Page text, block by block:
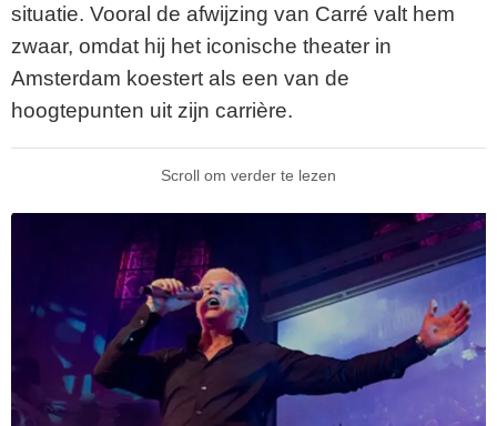
situatie. Vooral de afwijzing van Carré valt hem
zwaar, omdat hij het iconische theater in
Amsterdam koestert als een van de
hoogtepunten uit zijn carrière.
Scroll om verder te lezen